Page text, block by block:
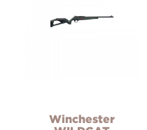
Winchester